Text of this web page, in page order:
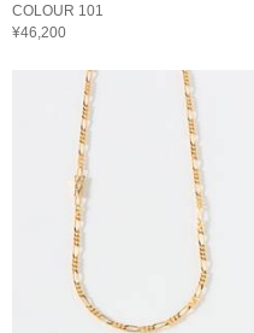
COLOUR 101
¥46,200